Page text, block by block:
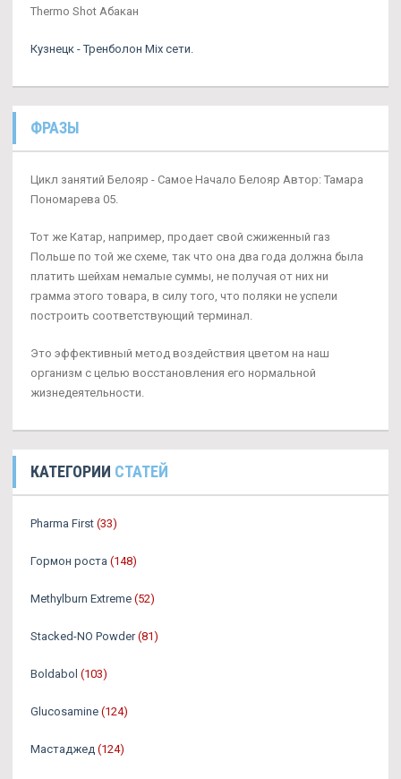
Thermo Shot Абакан
Кузнецк - Тренболон Mix сети.
ФРАЗЫ
Цикл занятий Белояр - Самое Начало Белояр Автор: Тамара
Пономарева 05.
Тот же Катар, например, продает свой сжиженный газ
Польше по той же схеме, так что она два года должна была
платить шейхам немалые суммы, не получая от них ни
грамма этого товара, в силу того, что поляки не успели
построить соответствующий терминал.
Это эффективный метод воздействия цветом на наш
организм с целью восстановления его нормальной
жизнедеятельности.
КАТЕГОРИИ СТАТЕЙ
Pharma First (33)
Гормон роста (148)
Methylburn Extreme (52)
Stacked-NO Powder (81)
Boldabol (103)
Glucosamine (124)
Мастаджед (124)